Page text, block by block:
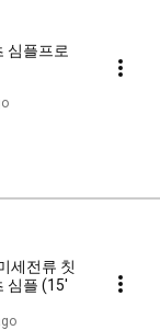
심플프로
세전류 칫
심플 (15'